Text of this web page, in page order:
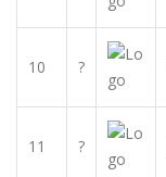
10 ?
11 ?